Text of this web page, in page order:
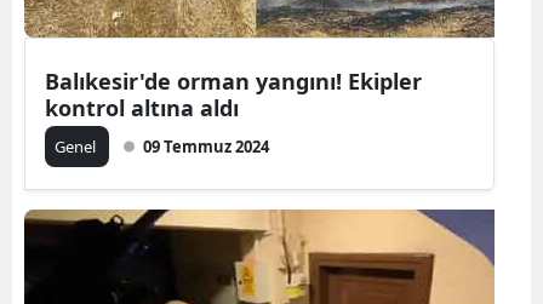
Balıkesir'de orman yangını! Ekipler
kontrol altına aldı
Genel 09 Temmuz 2024